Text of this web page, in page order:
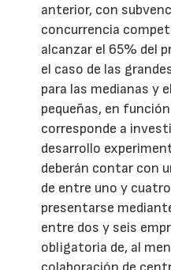
anterior, con
concurrencia
alcanzar el 65% del
el caso de las
para las medianas y
pequeñas, en
corresponde a
desarrollo
deberán contar con
de entre uno y
presentarse
entre dos y seis
obligatoria de, al